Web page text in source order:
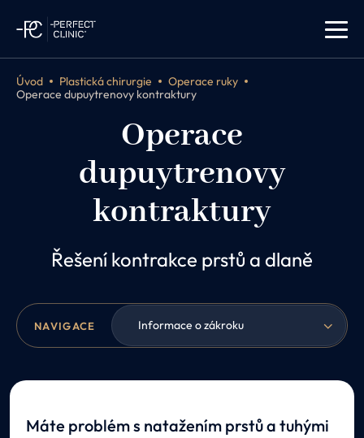
Úvod Plastická chirurgie
Operace ruky
Operace dupuytrenovy kontraktury
Operace
dupuytrenovy
kontraktury
Řešení kontrakce prstů a dlaně
NAVIGACE Informace o zákroku
Máte problém s natažením prstů a tuhými